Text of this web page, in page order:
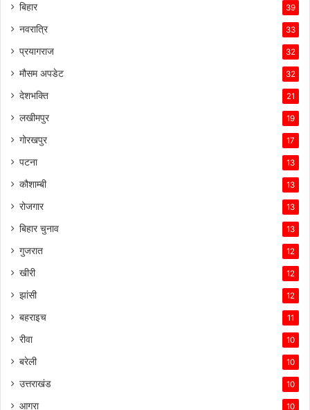
बिहार 39
नवरात्रि 33
प्रयागराज 32
मौसम अपडेट 32
देशभक्ति 21
लखीमपुर 19
गोरखपुर 17
पटना 13
कौशाम्बी 13
रोजगार 13
बिहार चुनाव 13
गुजरात 12
खीरी 12
झांसी 12
बहराइच 11
रीवा 10
बरेली 10
उत्तराखंड 10
आगरा 10